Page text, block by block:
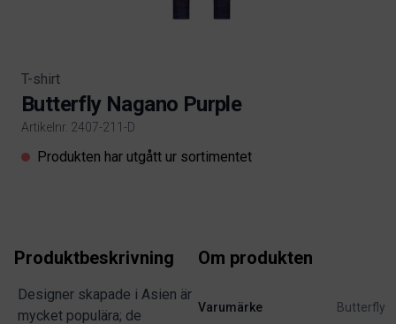
T-shirt
Butterfly Nagano Purple
Artikelnr. 2407-211-D
Product information
Produkten har utgått ur sortimentet
Produktbeskrivning
Designer skapade i Asien är
mycket populära; de
Om produkten
Varumärke Butterfly